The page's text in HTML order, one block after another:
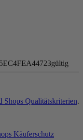
gültig
Shops Qualitätskriterien.
Käuferschutz